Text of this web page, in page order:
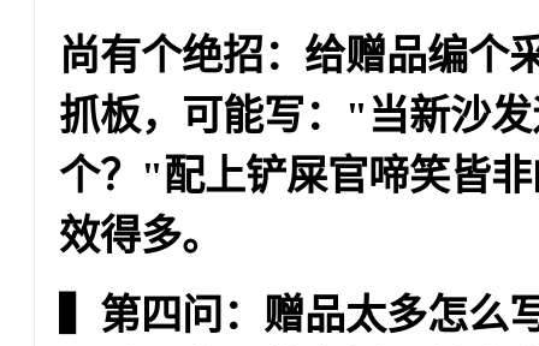
尚有个绝招：给赠品编个
抓板，可能写："当新沙
个？"配上铲屎官啼笑皆
效得多。
▍第四问：赠品太多怎么